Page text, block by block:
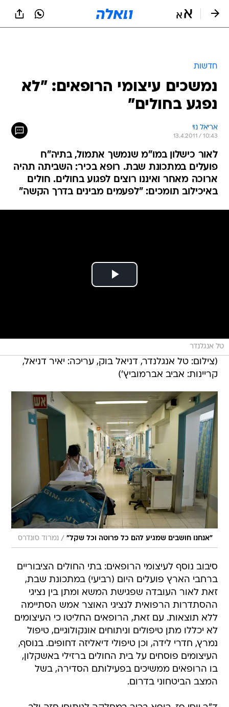
נמשכים עיצומי הרופאים: "לא
נפגע בחולים"
אריאל נוי
13.4.2011 / 10:43
לאור כישלון במו"מ שנמשך אתמול, בתיה"ח
פועלים במתכונת שבת. רופא בכיר: השביתה תהיה
ארוכה מאחר ואיננו רוצים לפגוע בחולים. חולים
באיכילוב תומכים: "לפעמים מבינים בדרך הקשה"
(צילום: טל אנגלנדר, דניאל בוק, עריכה: יאיר דניאל,
קריינות: אביב אברמוביץ')
"אנחנו חושבים שמגיע להם כל פרוטה וכל שקל" נמרוד סונדרס
סיבוב נוסף לעיצומי הרופאים: בתי החולים הציבוריים
זאת לאור העובדה שפגישת המשא ומתן בין נציגי
ההסתדרות הרפואית לנציגי האוצר אמש הסתיימה
ללא תוצאות. עם זאת, הרופאים החליטו כי העיצומים
לא יכללו מתן טיפולים וניתוחים אונקולוגיים, טיפול
נמרץ, חדרי לידה, וכן טיפולי דיאליזה דחופים. בנוסף,
העיצומים פוסחים על בית החולים ברזילי באשקלון,
בו הרופאים ממשיכים בפעילותם הסדירה, בשל
המצב הביטחוני בדרום.
ד"ר יוסי פז, רופא בכיר במחלקה לניתוחי חזה ולב